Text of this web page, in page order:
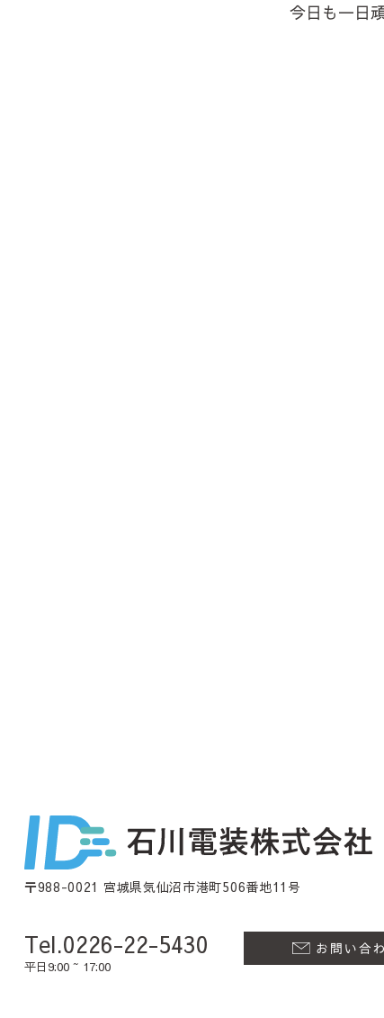
今日も一日
〒988-0021 宮城県気仙沼市港町506番地11号
Tel.0226-22-5430
平日9:00 ~ 17:00
お問い合